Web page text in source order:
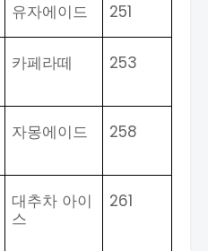
유자에이드 251
카페라떼 253
자몽에이드 258
대추차 아이
스
261